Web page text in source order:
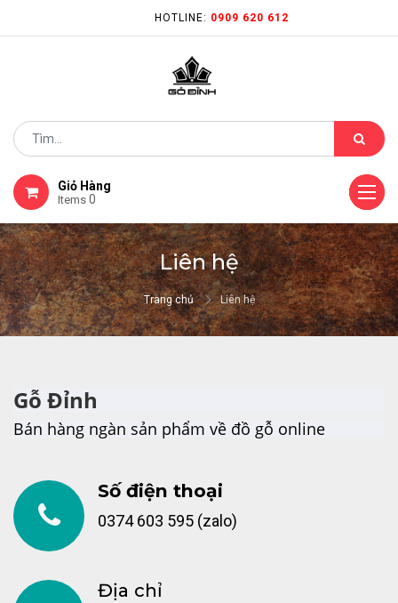
HOTLINE: 0909 620 612
Giỏ Hàng
Items 0
Liên hệ
Trang chủ Liên hệ
Gỗ Đỉnh
Bán hàng ngàn sản phẩm về đồ gỗ online
Số điện thoại
0374 603 595 (zalo)
Địa chỉ